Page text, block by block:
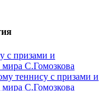
с призами и
С.Гомозкова
теннису с призами и
С.Гомозкова